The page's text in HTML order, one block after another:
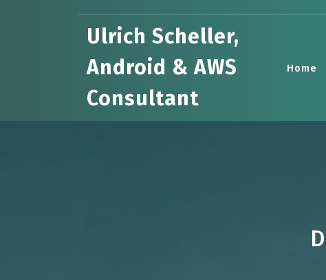
Ulrich Scheller,
Android & AWS
Consultant
Home